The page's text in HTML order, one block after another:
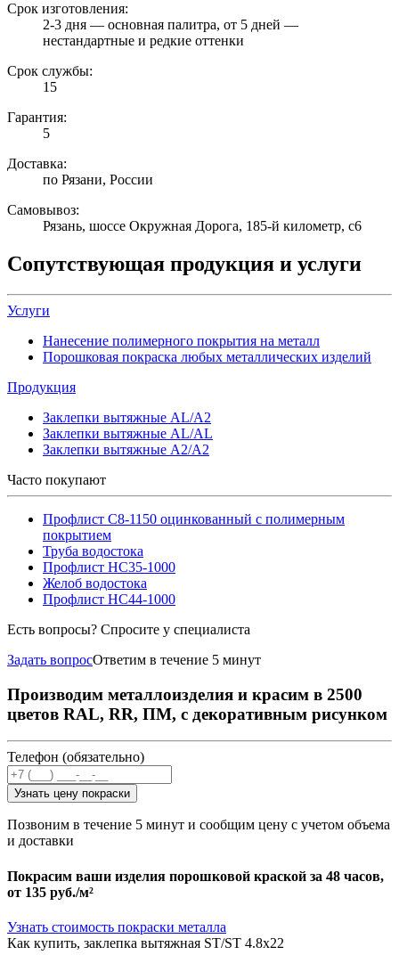
Срок изготовления:
2-3 дня — основная палитра, от 5 дней —
нестандартные и редкие оттенки
Срок службы:
15
Гарантия:
5
Доставка:
по Рязани, России
Самовывоз:
Рязань, шоссе Окружная Дорога, 185-й километр, с6
Сопутствующая продукция и услуги
Услуги
Нанесение полимерного покрытия на металл
Порошковая покраска любых металлических изделий
Продукция
Заклепки вытяжные AL/A2
Заклепки вытяжные AL/AL
Заклепки вытяжные A2/A2
Часто покупают
Профлист С8-1150 оцинкованный с полимерным
покрытием
Труба водостока
Профлист НС35-1000
Желоб водостока
Профлист НС44-1000
Есть вопросы? Спросите у специалиста
Задать вопросОтветим в течение 5 минут
Производим металлоизделия и красим в 2500
цветов RAL, RR, ПМ, с декоративным рисунком
Телефон (обязательно)
Узнать цену покраски
Позвоним в течение 5 минут и сообщим цену с учетом объема
и доставки
Покрасим ваши изделия порошковой краской за 48 часов,
от 135 руб./м²
Узнать стоимость покраски металла
Как купить, заклепка вытяжная ST/ST 4.8х22